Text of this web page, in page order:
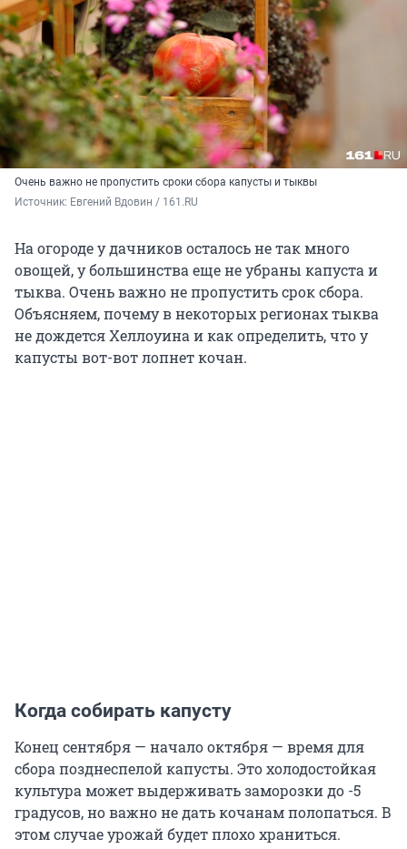
Очень важно не пропустить сроки сбора капусты и тыквы
Источник: Евгений Вдовин / 161.RU
На огороде у дачников осталось не так много
овощей, у большинства еще не убраны капуста и
тыква. Очень важно не пропустить срок сбора.
Объясняем, почему в некоторых регионах тыква
не дождется Хеллоуина и как определить, что у
капусты вот-вот лопнет кочан.
Когда собирать капусту
Конец сентября — начало октября — время для
сбора позднеспелой капусты. Это холодостойкая
культура может выдерживать заморозки до -5
градусов, но важно не дать кочанам полопаться. В
этом случае урожай будет плохо храниться.